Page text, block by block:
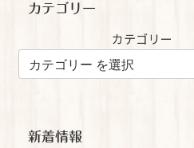
カテゴリー
カテゴリー
新着情報